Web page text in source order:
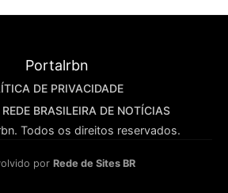
DE PRIVACIDADE
BRASILEIRA DE NOTÍCIAS
Todos os direitos reservados.
por Rede de Sites BR